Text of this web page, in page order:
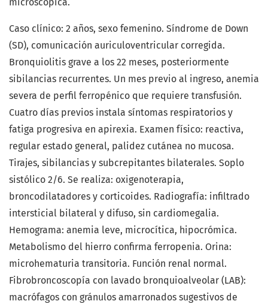
microscópica.
Caso clínico: 2 años, sexo femenino. Síndrome de Down
(SD), comunicación auriculoventricular corregida.
Bronquiolitis grave a los 22 meses, posteriormente
sibilancias recurrentes. Un mes previo al ingreso, anemia
severa de perfil ferropénico que requiere transfusión.
Cuatro días previos instala síntomas respiratorios y
fatiga progresiva en apirexia. Examen físico: reactiva,
regular estado general, palidez cutánea no mucosa.
Tirajes, sibilancias y subcrepitantes bilaterales. Soplo
sistólico 2/6. Se realiza: oxigenoterapia,
broncodilatadores y corticoides. Radiografía: infiltrado
intersticial bilateral y difuso, sin cardiomegalia.
Hemograma: anemia leve, microcítica, hipocrómica.
Metabolismo del hierro confirma ferropenia. Orina:
microhematuria transitoria. Función renal normal.
Fibrobroncoscopía con lavado bronquioalveolar (LAB):
macrófagos con gránulos amarronados sugestivos de